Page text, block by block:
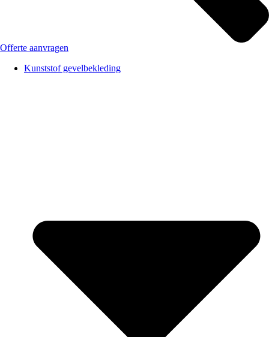
Offerte aanvragen
Kunststof gevelbekleding